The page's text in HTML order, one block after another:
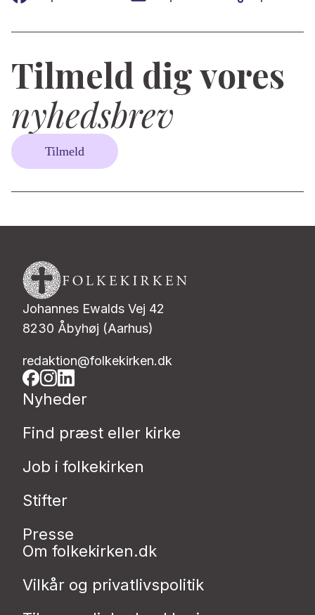
Tilmeld dig vores
nyhedsbrev
Tilmeld
Johannes Ewalds Vej 42
8230 Åbyhøj (Aarhus)
redaktion@folkekirken.dk
Nyheder
Find præst eller kirke
Job i folkekirken
Stifter
Presse
Om folkekirken.dk
Vilkår og privatlivspolitik